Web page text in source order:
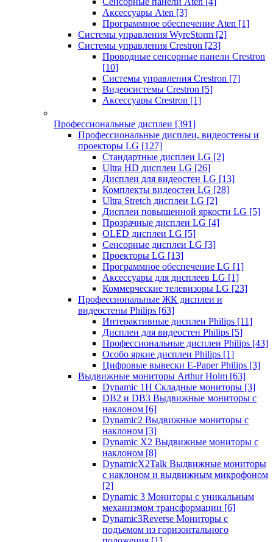
Аксессуары Aten [3]
Программное обеспечение Aten [1]
Системы управления WyreStorm [2]
Системы управления Crestron [23]
Проводные сенсорные панели Crestron
[10]
Системы управления Crestron [7]
Видеосистемы Crestron [5]
Аксессуары Crestron [1]
Профессиональные дисплеи [391]
Профессиональные дисплеи, видеостены и
проекторы LG [127]
Стандартные дисплеи LG [2]
Ultra HD дисплеи LG [26]
Дисплеи для видеостен LG [13]
Комплекты видеостен LG [28]
Ultra Stretch дисплеи LG [2]
Дисплеи повышенной яркости LG [5]
Прозрачные дисплеи LG [4]
OLED дисплеи LG [5]
Сенсорные дисплеи LG [3]
Проекторы LG [13]
Программное обеспечение LG [1]
Аксессуары для дисплеев LG [1]
Коммерческие телевизоры LG [23]
Профессиональные ЖК дисплеи и
видеостены Philips [63]
Интерактивные дисплеи Philips [11]
Дисплеи для видеостен Philips [5]
Профессиональные дисплеи Philips [43]
Особо яркие дисплеи Philips [1]
Цифровые вывески E-Paper Philips [3]
Выдвижные мониторы Arthur Holm [63]
Dynamic 1Н Складные мониторы [3]
DB2 и DB3 Выдвижные мониторы с
наклоном [6]
Dynamic2 Выдвижные мониторы с
наклоном [3]
Dynamic X2 Выдвижные мониторы с
наклоном [8]
DynamicX2Talk Выдвижные мониторы
с наклоном и выдвижным микрофоном
[2]
Dynamic 3 Мониторы с уникальным
механизмом трансформации [6]
Dynamic3Reverse Мониторы с
подъемом из горизонтального